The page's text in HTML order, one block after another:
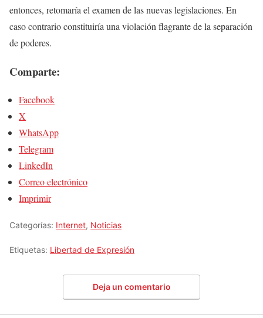
entonces, retomaría el examen de las nuevas legislaciones. En
caso contrario constituiría una violación flagrante de la separación
de poderes.
Comparte:
Facebook
X
WhatsApp
Telegram
LinkedIn
Correo electrónico
Imprimir
Categorías: Internet, Noticias
Etiquetas: Libertad de Expresión
Deja un comentario